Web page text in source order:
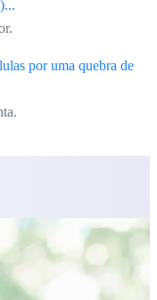
por uma quebra de